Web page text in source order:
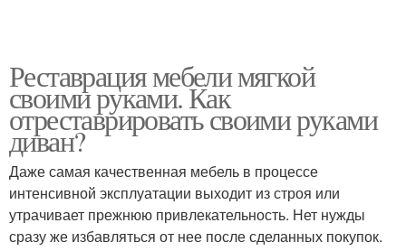
Реставрация мебели мягкой
своими руками. Как
отреставрировать своими руками
диван?
Даже самая качественная мебель в процессе
интенсивной эксплуатации выходит из строя или
утрачивает прежнюю привлекательность. Нет нужды
сразу же избавляться от нее после сделанных покупок.